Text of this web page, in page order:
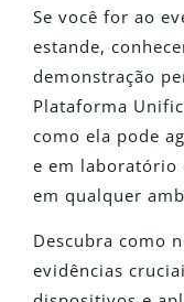
Se você for ao
estande,
demonstração
Plataforma
como ela pode
e em laboratório
em qualquer
Descubra como
evidências